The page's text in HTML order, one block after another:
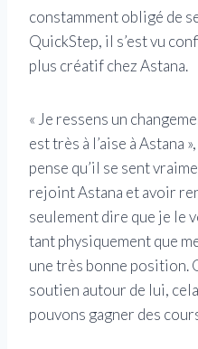
constamment obligé de
QuickStep, il s’est vu
plus créatif chez Astana.
« Je ressens un
est très à l’aise à Astana
pense qu’il se sent
rejoint Astana et avoir
seulement dire que je le
tant physiquement que
une très bonne position.
soutien autour de lui,
pouvons gagner des